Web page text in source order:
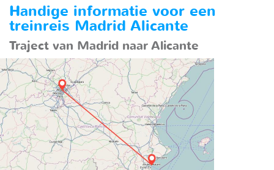
Handige informatie voor een
treinreis Madrid Alicante
Traject van Madrid naar Alicante